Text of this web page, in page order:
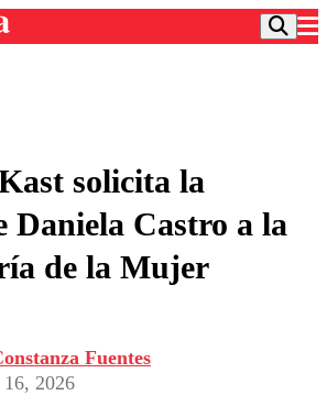
TV
Colo
Chilena
Internacional
en medios
solicita la
Daniela Castro a la
de la Mujer
Fuentes
2026